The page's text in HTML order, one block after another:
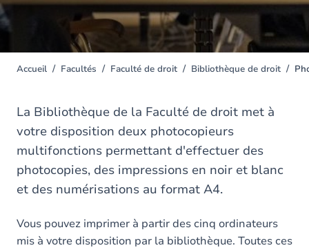
You
here
Accueil Facultés Faculté de droit Bibliothèque de droit
La Bibliothèque de la Faculté de droit met à
votre disposition deux photocopieurs
multifonctions permettant d'effectuer des
photocopies, des impressions en noir et blanc
et des numérisations au format A4.
Vous pouvez imprimer à partir des cinq ordinateurs
mis à votre disposition par la bibliothèque. Toutes ces